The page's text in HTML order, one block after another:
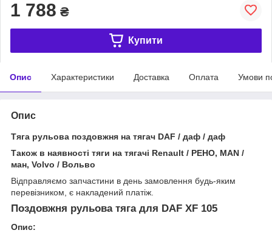
1 788 ₴
Купити
Опис Характеристики Доставка Оплата Умови
Опис
Тяга рульова поздовжня на тягач DAF / даф / даф
Також в наявності тяги на тягачі Renault / РЕНО, MAN /
ман, Volvo / Вольво
Відправляємо запчастини в день замовлення будь-яким
перевізником, є накладений платіж.
Поздовжня рульова тяга для DAF XF 105
Опис: